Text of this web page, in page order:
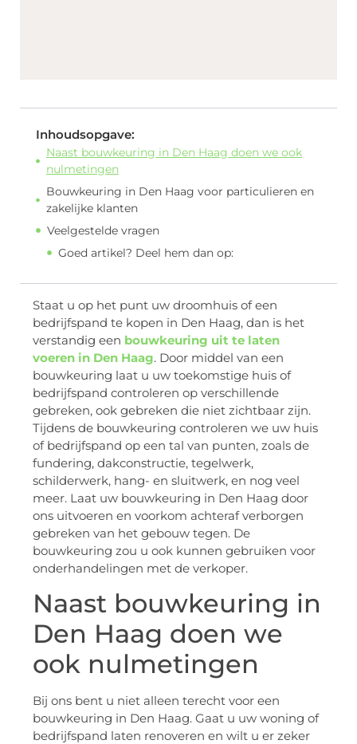
Inhoudsopgave:
Naast bouwkeuring in Den Haag doen we ook
nulmetingen
Bouwkeuring in Den Haag voor particulieren en
zakelijke klanten
Veelgestelde vragen
Goed artikel? Deel hem dan op:
Staat u op het punt uw droomhuis of een
bedrijfspand te kopen in Den Haag, dan is het
verstandig een bouwkeuring uit te laten
voeren in Den Haag. Door middel van een
bouwkeuring laat u uw toekomstige huis of
bedrijfspand controleren op verschillende
gebreken, ook gebreken die niet zichtbaar zijn.
Tijdens de bouwkeuring controleren we uw huis
of bedrijfspand op een tal van punten, zoals de
fundering, dakconstructie, tegelwerk,
schilderwerk, hang- en sluitwerk, en nog veel
meer. Laat uw bouwkeuring in Den Haag door
ons uitvoeren en voorkom achteraf verborgen
gebreken van het gebouw tegen. De
bouwkeuring zou u ook kunnen gebruiken voor
onderhandelingen met de verkoper.
Naast bouwkeuring in
Den Haag doen we
ook nulmetingen
Bij ons bent u niet alleen terecht voor een
bouwkeuring in Den Haag. Gaat u uw woning of
bedrijfspand laten renoveren en wilt u er zeker